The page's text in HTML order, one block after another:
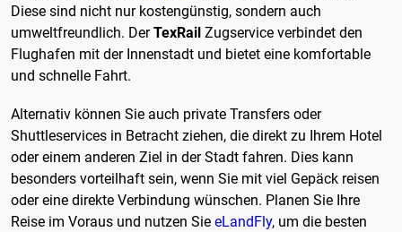
Diese sind nicht nur kostengünstig, sondern auch
umweltfreundlich. DerTexRail Zugservice verbindet den
Flughafen mit der Innenstadt und bietet eine komfortable
und schnelle Fahrt.
Alternativ können Sie auch private Transfers oder
Shuttleservices in Betracht ziehen, die direkt zu Ihrem Hotel
oder einem anderen Ziel in der Stadt fahren. Dies kann
besonders vorteilhaft sein, wenn Sie mit viel Gepäck reisen
oder eine direkte Verbindung wünschen. Planen Sie Ihre
Reise im Voraus und nutzen Sie eLandFly, um die besten